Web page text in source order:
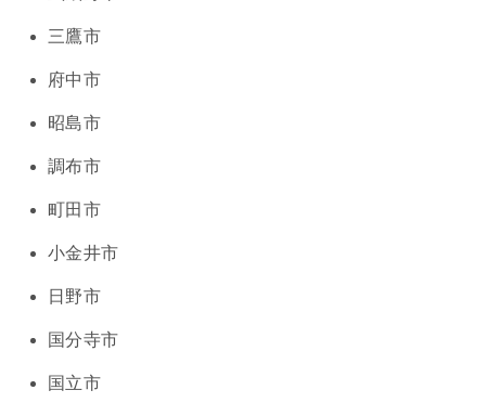
三鷹市
府中市
昭島市
調布市
町田市
小金井市
日野市
国分寺市
国立市